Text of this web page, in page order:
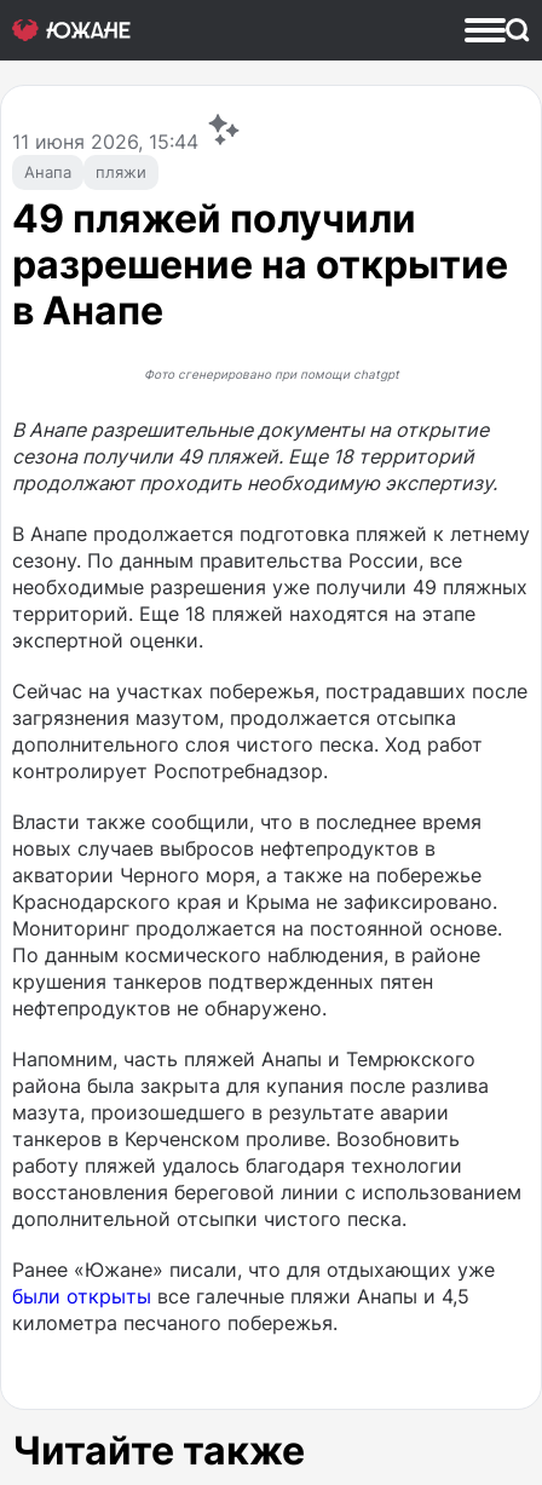
Анапа пляжи
11 июня 2026, 15:44
49 пляжей получили
разрешение на открытие
в Анапе
Фото сгенерировано при помощи chatgpt
В Анапе разрешительные документы на открытие
сезона получили 49 пляжей. Еще 18 территорий
продолжают проходить необходимую экспертизу.
В Анапе продолжается подготовка пляжей к летнему
сезону. По данным правительства России, все
необходимые разрешения уже получили 49 пляжных
территорий. Еще 18 пляжей находятся на этапе
экспертной оценки.
Сейчас на участках побережья, пострадавших после
загрязнения мазутом, продолжается отсыпка
дополнительного слоя чистого песка. Ход работ
контролирует Роспотребнадзор.
Власти также сообщили, что в последнее время
новых случаев выбросов нефтепродуктов в
акватории Черного моря, а также на побережье
Краснодарского края и Крыма не зафиксировано.
Мониторинг продолжается на постоянной основе.
По данным космического наблюдения, в районе
крушения танкеров подтвержденных пятен
нефтепродуктов не обнаружено.
Напомним, часть пляжей Анапы и Темрюкского
района была закрыта для купания после разлива
мазута, произошедшего в результате аварии
танкеров в Керченском проливе. Возобновить
работу пляжей удалось благодаря технологии
восстановления береговой линии с использованием
дополнительной отсыпки чистого песка.
Ранее «Южане» писали, что для отдыхающих уже
были открыты все галечные пляжи Анапы и 4,5
километра песчаного побережья.
Читайте также